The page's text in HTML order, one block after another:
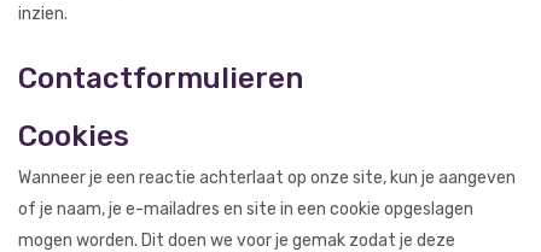
inzien.
Contactformulieren
Cookies
Wanneer je een reactie achterlaat op onze site, kun je aangeven
of je naam, je e-mailadres en site in een cookie opgeslagen
mogen worden. Dit doen we voor je gemak zodat je deze